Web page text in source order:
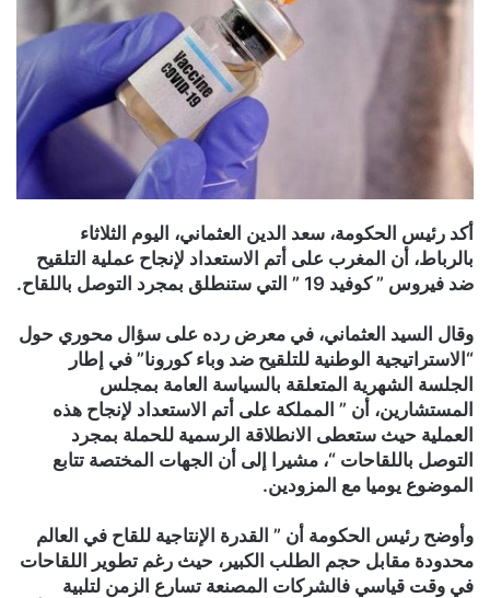
أكد رئيس الحكومة، سعد الدين العثماني، اليوم الثلاثاء
بالرباط، أن المغرب على أتم الاستعداد لإنجاح عملية التلقيح
ضد فيروس ” كوفيد 19 ” التي ستنطلق بمجرد التوصل باللقاح.
وقال السيد العثماني، في معرض رده على سؤال محوري حول
“الاستراتيجية الوطنية للتلقيح ضد وباء كورونا” في إطار
الجلسة الشهرية المتعلقة بالسياسة العامة بمجلس
المستشارين، أن ” المملكة على أتم الاستعداد لإنجاح هذه
العملية حيث ستعطى الانطلاقة الرسمية للحملة بمجرد
التوصل باللقاحات “، مشيرا إلى أن الجهات المختصة تتابع
الموضوع يوميا مع المزودين.
وأوضح رئيس الحكومة أن ” القدرة الإنتاجية للقاح في العالم
محدودة مقابل حجم الطلب الكبير، حيث رغم تطوير اللقاحات
في وقت قياسي فالشركات المصنعة تسارع الزمن لتلبية